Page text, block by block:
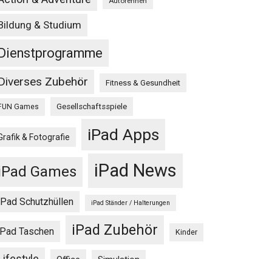
& Studium
Zubehör Fitness & Gesundheit
Games Gesellschaftsspiele
& Fotografie iPad Apps
Games iPad News
Schutzhüllen iPad Ständer / Halterungen
Taschen iPad Zubehör Kinder